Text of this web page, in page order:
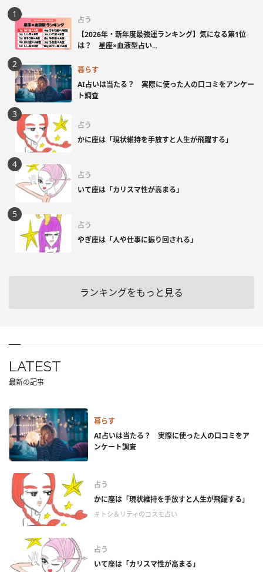
占う
【2026年・新年度最強運ランキング】気になる第1位
は？ 星座×血液型占い...
暮らす
AI占いは当たる？ 実際に使った人の口コミをアンケー
ト調査
占う
かに座は「現状維持を手放すと人生が飛躍する」
占う
いて座は「カリスマ性が高まる」
占う
やぎ座は「人や仕事に振り回される」
ランキングをもっと見る
LATEST
最新の記事
暮らす
AI占いは当たる？ 実際に使った人の口コミをア
ンケート調査
占う
かに座は「現状維持を手放すと人生が飛躍する」
＃トシ＆リティのコスモ占い
占う
いて座は「カリスマ性が高まる」